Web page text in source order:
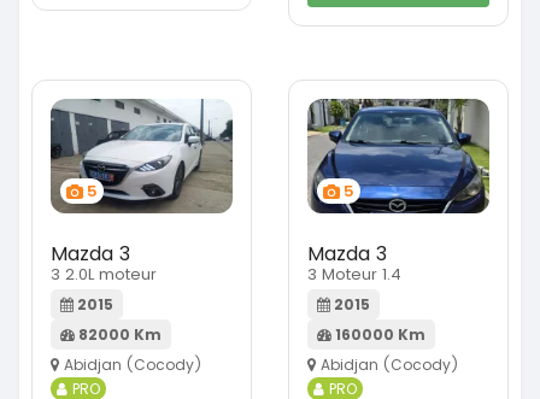
5
Mazda 3
3 2.0L moteur
2015
82000 Km
Abidjan (Cocody)
PRO
5
Mazda 3
3 Moteur 1.4
2015
160000 Km
Abidjan (Cocody)
PRO